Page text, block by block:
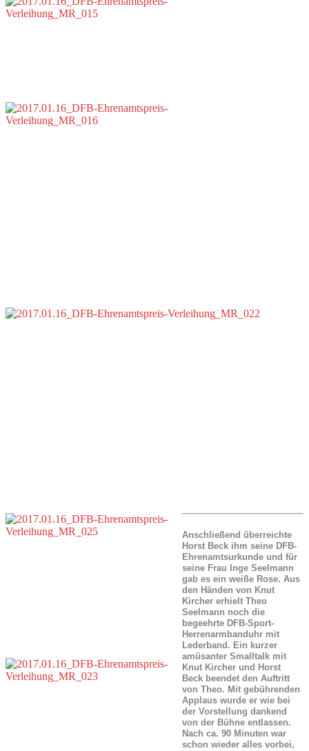
Anschließend überreichte
Horst Beck ihm seine DFB-
Ehrenamtsurkunde und für
seine Frau Inge Seelmann
gab es ein weiße Rose. Aus
den Händen von Knut
Kircher erhielt Theo
Seelmann noch die
begeehrte DFB-Sport-
Herrenarmbanduhr mit
Lederband. Ein kurzer
amüsanter Smalltalk mit
Knut Kircher und Horst
Beck beendet den Auftritt
von Theo. Mit gebührenden
Applaus wurde er wie bei
der Vorstellung dankend
von der Bühne entlassen.
Nach ca. 90 Minuten war
schon wieder alles vorbei,